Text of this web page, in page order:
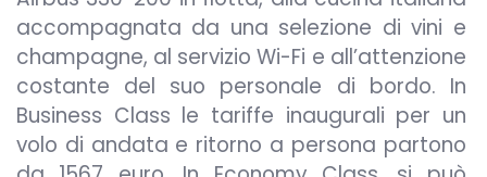
accompagnata da una selezione di vini e
champagne, al servizio Wi-Fi e all’attenzione
costante del suo personale di bordo. In
Business Class le tariffe inaugurali per un
volo di andata e ritorno a persona partono